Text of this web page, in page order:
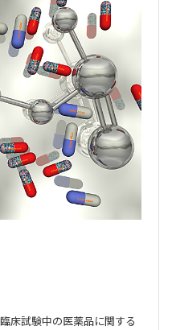
床試験中の医薬品に関する